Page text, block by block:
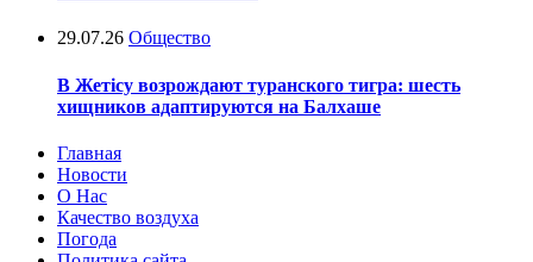
29.07.26 Общество
В Жетісу возрождают туранского тигра: шесть
хищников адаптируются на Балхаше
Главная
Новости
О Нас
Качество воздуха
Погода